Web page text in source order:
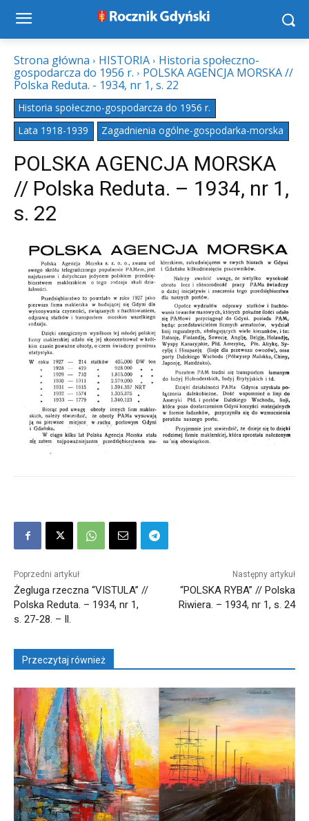
Strona główna HISTORIA
Historia społeczno-
gospodarcza do 1956 r.
POLSKA AGENCJA MORSKA //
Polska Reduta. - 1934, nr 1, s. 22
Historia społeczno-gospodarcza do 1956 r.
Lata 1918-1939
Zagadnienia ogólne-gospodarka-morska
POLSKA AGENCJA MORSKA
// Polska Reduta. – 1934, nr 1,
s. 22
Poprzedni artykuł
Żegluga rzeczna “VISTULA” //
Polska Reduta. – 1934, nr 1,
s. 27-28. – Il.
Następny artykuł
“POLSKA RYBA” // Polska
Riwiera. – 1934, nr 1, s. 24
Przeczytaj również